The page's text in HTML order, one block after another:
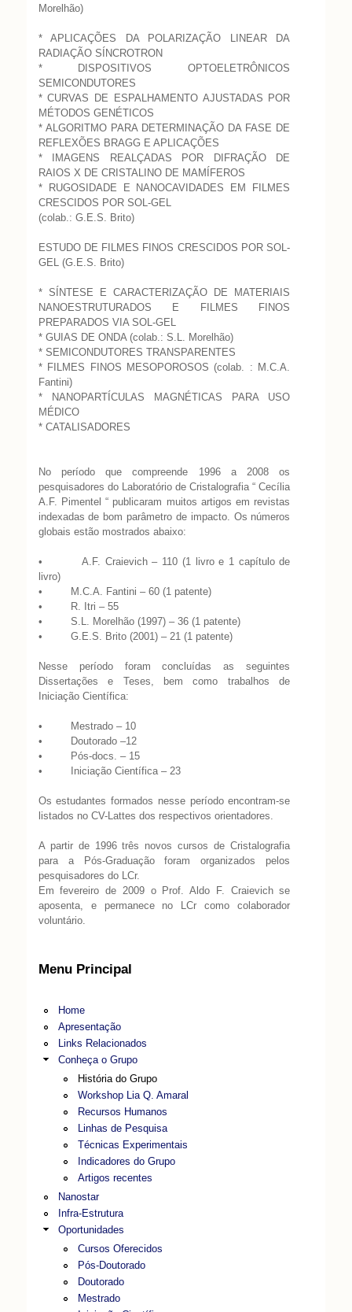
Morelhão)
* APLICAÇÕES DA POLARIZAÇÃO LINEAR DA
RADIAÇÃO SÍNCROTRON
* DISPOSITIVOS OPTOELETRÔNICOS
SEMICONDUTORES
* CURVAS DE ESPALHAMENTO AJUSTADAS POR
MÉTODOS GENÉTICOS
* ALGORITMO PARA DETERMINAÇÃO DA FASE DE
REFLEXÕES BRAGG E APLICAÇÕES
* IMAGENS REALÇADAS POR DIFRAÇÃO DE
RAIOS X DE CRISTALINO DE MAMÍFEROS
* RUGOSIDADE E NANOCAVIDADES EM FILMES
CRESCIDOS POR SOL-GEL
(colab.: G.E.S. Brito)
ESTUDO DE FILMES FINOS CRESCIDOS POR SOL-
GEL (G.E.S. Brito)
* SÍNTESE E CARACTERIZAÇÃO DE MATERIAIS
NANOESTRUTURADOS E FILMES FINOS
PREPARADOS VIA SOL-GEL
* GUIAS DE ONDA (colab.: S.L. Morelhão)
* SEMICONDUTORES TRANSPARENTES
* FILMES FINOS MESOPOROSOS (colab. : M.C.A.
Fantini)
* NANOPARTÍCULAS MAGNÉTICAS PARA USO
MÉDICO
* CATALISADORES
No período que compreende 1996 a 2008 os
pesquisadores do Laboratório de Cristalografia “ Cecília
A.F. Pimentel “ publicaram muitos artigos em revistas
indexadas de bom parâmetro de impacto. Os números
globais estão mostrados abaixo:
• A.F. Craievich – 110 (1 livro e 1 capítulo de
livro)
• M.C.A. Fantini – 60 (1 patente)
• R. Itri – 55
• S.L. Morelhão (1997) – 36 (1 patente)
• G.E.S. Brito (2001) – 21 (1 patente)
Nesse período foram concluídas as seguintes
Dissertações e Teses, bem como trabalhos de
Iniciação Científica:
• Mestrado – 10
• Doutorado –12
• Pós-docs. – 15
• Iniciação Científica – 23
Os estudantes formados nesse período encontram-se
listados no CV-Lattes dos respectivos orientadores.
A partir de 1996 três novos cursos de Cristalografia
para a Pós-Graduação foram organizados pelos
pesquisadores do LCr.
Em fevereiro de 2009 o Prof. Aldo F. Craievich se
aposenta, e permanece no LCr como colaborador
voluntário.
Menu Principal
Home
Apresentação
Links Relacionados
Conheça o Grupo
História do Grupo
Workshop Lia Q. Amaral
Recursos Humanos
Linhas de Pesquisa
Técnicas Experimentais
Indicadores do Grupo
Artigos recentes
Nanostar
Infra-Estrutura
Oportunidades
Cursos Oferecidos
Pós-Doutorado
Doutorado
Mestrado